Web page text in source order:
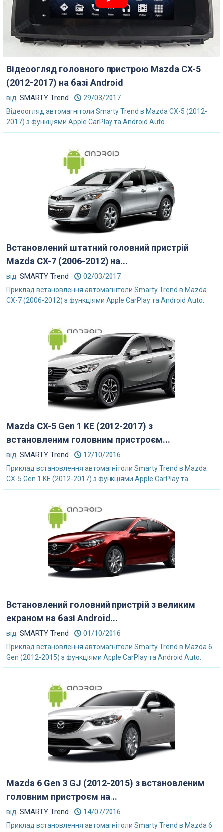
Відеоогляд головного пристрою Mazda CX-5
(2012-2017) на базі Android
від SMARTY Trend 29/03/2017
Відеоогляд автомагнітоли Smarty Trend в Mazda CX-5 (2012-
2017) з функціями Apple CarPlay та Android Auto.
Встановлений штатний головний пристрій
Mazda CX-7 (2006-2012) на...
від SMARTY Trend 02/03/2017
Приклад встановлення автомагнітоли Smarty Trend в Mazda
CX-7 (2006-2012) з функціями Apple CarPlay та Android Auto.
Mazda CX-5 Gen 1 KE (2012-2017) з
встановленим головним пристроєм...
від SMARTY Trend 12/10/2016
Приклад встановлення автомагнітоли Smarty Trend в Mazda
CX-5 Gen 1 KE (2012-2017) з функціями Apple CarPlay та...
Встановлений головний пристрій з великим
екраном на базі Android...
від SMARTY Trend 01/10/2016
Приклад встановлення автомагнітоли Smarty Trend в Mazda 6
Gen (2012-2015) з функціями Apple CarPlay та Android Auto.
Mazda 6 Gen 3 GJ (2012-2015) з встановленим
головним пристроєм на...
від SMARTY Trend 14/07/2016
Приклад встановлення автомагнітоли Smarty Trend в Mazda 6